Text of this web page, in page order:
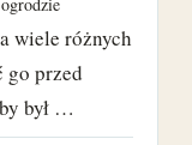
wiele różnych
go przed
był …